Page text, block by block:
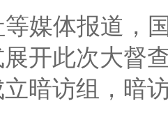
等媒体报道，
开此次大督
暗访组，暗